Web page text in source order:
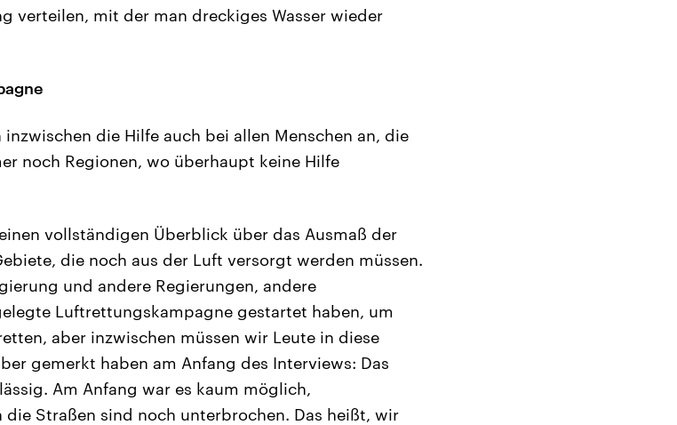
verteilen, mit der man dreckiges Wasser wieder
die Hilfe auch bei allen Menschen an, die
noch Regionen, wo überhaupt keine Hilfe
vollständigen Überblick über das Ausmaß der
die noch aus der Luft versorgt werden müssen.
und andere Regierungen, andere
Luftrettungskampagne gestartet haben, um
aber inzwischen müssen wir Leute in diese
gemerkt haben am Anfang des Interviews: Das
Am Anfang war es kaum möglich,
die Straßen sind noch unterbrochen. Das heißt, wir